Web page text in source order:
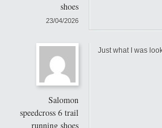
shoes
23/04/2026
Salomon
speedcross 6 trail
running shoes
Just what I was